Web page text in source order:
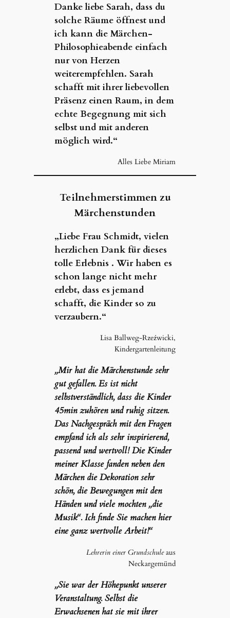
Danke liebe Sarah, dass du
solche Räume öffnest und
ich kann die Märchen-
Philosophieabende einfach
nur von Herzen
weiterempfehlen. Sarah
schafft mit ihrer liebevollen
Präsenz einen Raum, in dem
echte Begegnung mit sich
selbst und mit anderen
möglich wird.“
Alles Liebe Miriam
Teilnehmerstimmen zu
Märchenstunden
„Liebe Frau Schmidt, vielen
herzlichen Dank für dieses
tolle Erlebnis . Wir haben es
schon lange nicht mehr
erlebt, dass es jemand
schafft, die Kinder so zu
verzaubern.“
Lisa Ballweg-Rzeźwicki,
Kindergartenleitung
„Mir hat die Märchenstunde sehr
gut gefallen. Es ist nicht
selbstverständlich, dass die Kinder
45min zuhören und ruhig sitzen.
Das Nachgespräch mit den Fragen
empfand ich als sehr inspirierend,
passend und wertvoll! Die Kinder
meiner Klasse fanden neben den
Märchen die Dekoration sehr
schön, die Bewegungen mit den
Händen und viele mochten „die
Musik“. Ich finde Sie machen hier
eine ganz wertvolle Arbeit!“
Lehrerin einer Grundschuleaus
Neckargemünd
„Sie war der Höhepunkt unserer
Veranstaltung. Selbst die
Erwachsenen hat sie mit ihrer